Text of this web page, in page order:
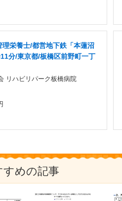
理栄養士/都営地下鉄「本蓮沼
分/東京都/板橋区前野町一丁
リハビリパーク板橋病院
すめの記事